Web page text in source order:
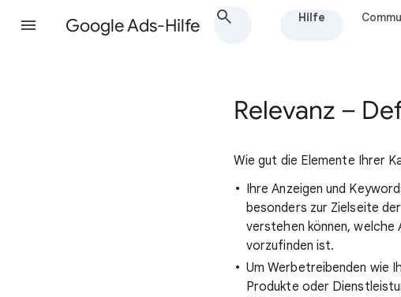
Google Ads-Hilfe Hilfe
Relevanz –
Wie gut die Elemente Ihrer
Ihre Anzeigen und
besonders zur Zielseite
verstehen können,
vorzufinden ist.
Um Werbetreibenden wie
Produkte oder